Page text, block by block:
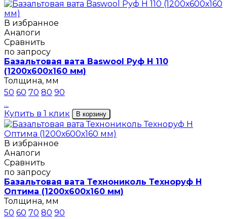
В избранное
Аналоги
Сравнить
по запросу
Базальтовая вата Baswool Руф Н 110
(1200х600х160 мм)
Толщина, мм
50 60 70 80 90
...
Купить в 1 клик
В корзину
В избранное
Аналоги
Сравнить
по запросу
Базальтовая вата Технониколь Техноруф Н
Оптима (1200х600х160 мм)
Толщина, мм
50 60 70 80 90